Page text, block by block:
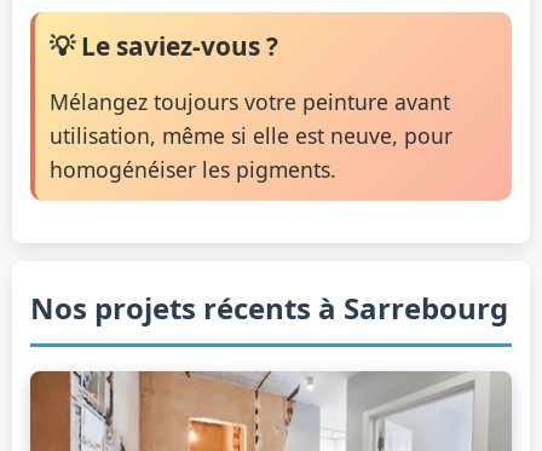
💡 Le saviez-vous ?
Mélangez toujours votre peinture avant
utilisation, même si elle est neuve, pour
homogénéiser les pigments.
Nos projets récents à Sarrebourg